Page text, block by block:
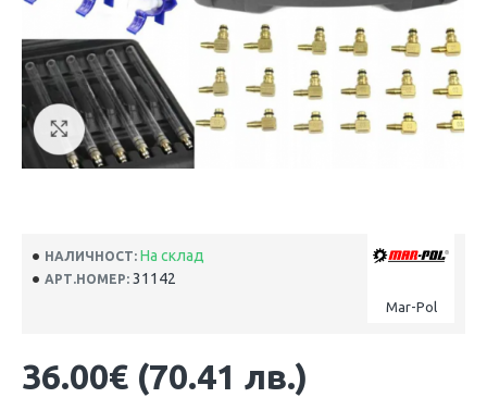
НАЛИЧНОСТ: На склад
АРТ.НОМЕР: 31142
Mar-Pol
36.00€ (70.41 лв.)